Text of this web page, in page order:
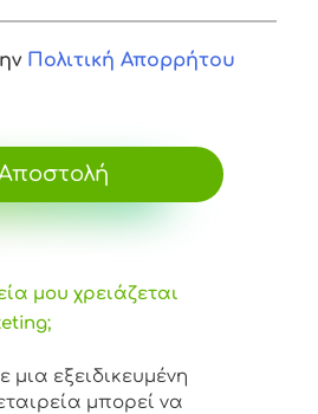
Πολιτική Απορρήτου
μου χρειάζεται
μια εξειδικευμένη
μπορεί να